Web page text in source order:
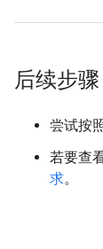
后续步骤
尝试按
若要查
求。